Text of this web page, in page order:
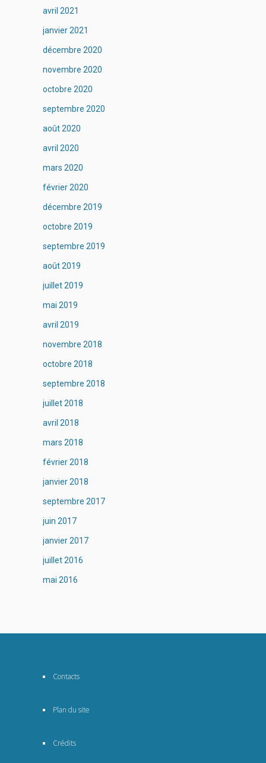
avril 2021
janvier 2021
décembre 2020
novembre 2020
octobre 2020
septembre 2020
août 2020
avril 2020
mars 2020
février 2020
décembre 2019
octobre 2019
septembre 2019
août 2019
juillet 2019
mai 2019
avril 2019
novembre 2018
octobre 2018
septembre 2018
juillet 2018
avril 2018
mars 2018
février 2018
janvier 2018
septembre 2017
juin 2017
janvier 2017
juillet 2016
mai 2016
Contacts
Plan du site
Crédits